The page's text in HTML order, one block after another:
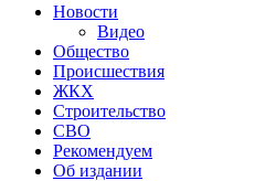
Новости
Видео
Общество
Происшествия
ЖКХ
Строительство
СВО
Рекомендуем
Об издании